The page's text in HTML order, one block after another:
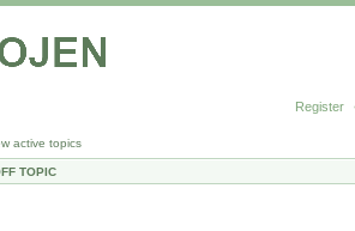
Register
active topics
TOPIC